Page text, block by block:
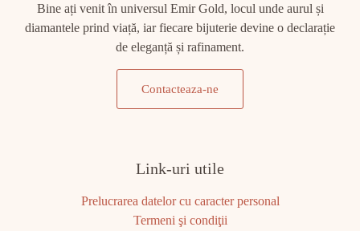
Bine ați venit în universul Emir Gold, locul unde aurul și
diamantele prind viață, iar fiecare bijuterie devine o declarație
de eleganță și rafinament.
Contacteaza-ne
Link-uri utile
Prelucrarea datelor cu caracter personal
Termeni şi condiţii